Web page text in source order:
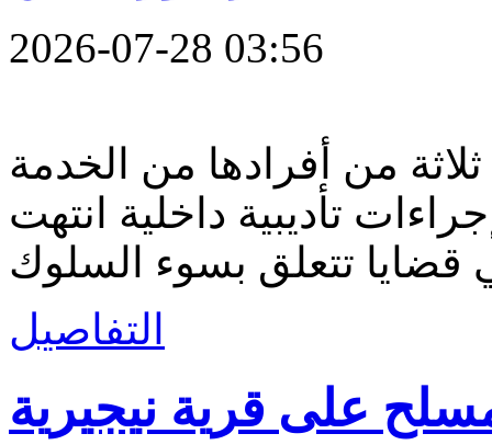
2026-07-28 03:56
من أفرادها من الخدمة
تأديبية داخلية انتهت
التفاصيل